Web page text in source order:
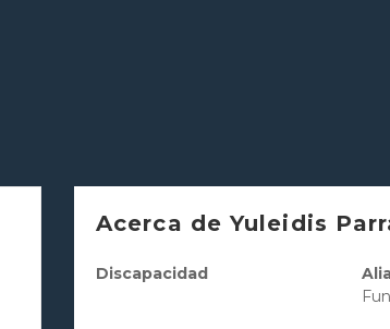
Acerca de Yuleidis
Discapacidad